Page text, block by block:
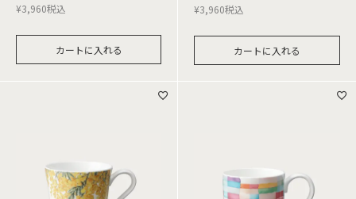
¥3,960税込
カートに入れる
¥3,960税込
カートに入れる